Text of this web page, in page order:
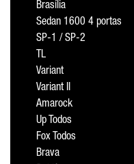
Brasília
Sedan 1600 4 portas
SP-1 / SP-2
TL
Variant
Variant II
Amarock
Up Todos
Fox Todos
Brava